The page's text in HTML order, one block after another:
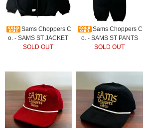
Sams Choppers C
o. - SAMS ST JACKET
SOLD OUT
Sams Choppers C
o. - SAMS ST PANTS
SOLD OUT